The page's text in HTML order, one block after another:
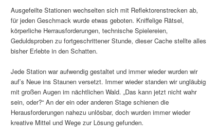
Ausgefeilte Stationen wechselten sich mit Reflektorenstrecken ab,
für jeden Geschmack wurde etwas geboten. Kniffelige Rätsel,
körperliche Herrausforderungen, technische Spielereien,
Geduldsproben zu fortgeschrittener Stunde, dieser Cache stellte alles
bisher Erlebte in den Schatten.
Jede Station war aufwendig gestaltet und immer wieder wurden wir
auf’s Neue ins Staunen versetzt. Immer wieder standen wir ungläubig
mit großen Augen im nächtlichen Wald. „Das kann jetzt nicht wahr
sein, oder?“ An der ein oder anderen Stage schienen die
Herausforderungen nahezu unlösbar, doch wurden immer wieder
kreative Mittel und Wege zur Lösung gefunden.